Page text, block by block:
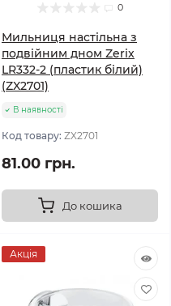
0
Мильниця настільна з
подвійним дном Zerix
LR332-2 (пластик білий)
(ZX2701)
В наявності
Код товару: ZX2701
81.00 грн.
До кошика
Акція